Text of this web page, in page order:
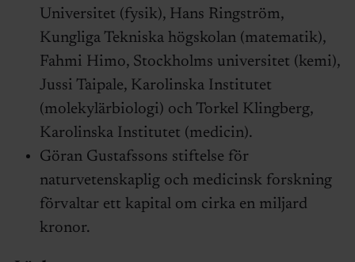
Universitet (fysik), Hans Ringström,
Kungliga Tekniska högskolan (matematik),
Fahmi Himo, Stockholms universitet (kemi),
Jussi Taipale, Karolinska Institutet
(molekylärbiologi) och Torkel Klingberg,
Karolinska Institutet (medicin).
Göran Gustafssons stiftelse för
naturvetenskaplig och medicinsk forskning
förvaltar ett kapital om cirka en miljard
kronor.